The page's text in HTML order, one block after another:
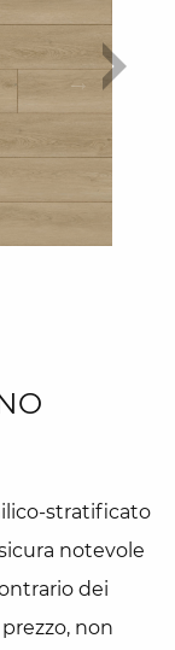
stratificato
notevole
dei
non